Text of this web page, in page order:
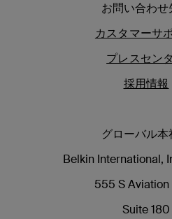
お問い合わせ
カスタマーサ
プレスセン
採用情報
グローバル本
Belkin International,
555 S Aviation
Suite 180